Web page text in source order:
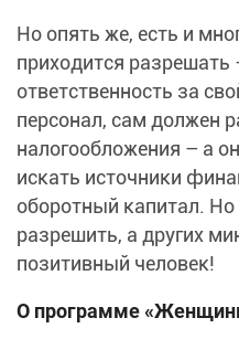
Но опять же, есть и
приходится
ответственность за
персонал, сам должен
налогообложения – а
искать источники
оборотный капитал.
разрешить, а других
позитивный человек!
О программе